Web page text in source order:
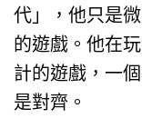
代」，他只是
的遊戲。他在
計的遊戲，一
是對齊。